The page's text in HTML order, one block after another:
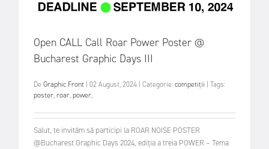
Open CALL Call Roar Power Poster @
Bucharest Graphic Days III
De Graphic Front 02 August, 2024 Categorie:competiții
Tags:
poster,roar,power,
Salut, te invităm să participi la ROAR NOISE POSTER
@Bucharest Graphic Days 2024, ediția a treia POWER – Tema